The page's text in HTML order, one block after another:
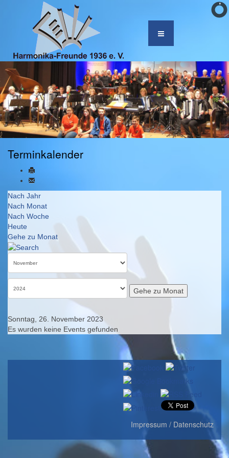
Terminkalender
Nach Jahr
Nach Monat
Nach Woche
Heute
Gehe zu Monat
Gehe zu Monat
Sonntag, 26. November 2023
Es wurden keine Events gefunden
Impressum / Datenschutz